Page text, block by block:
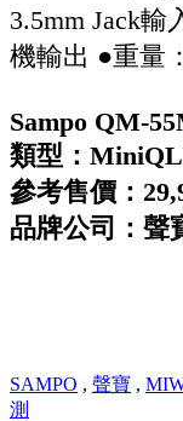
3.5mm Jack
機輸出 ●重量
Sampo QM-
類型：
參考售價：
品牌公司：聲
SAMPO , 聲寶 ,
測